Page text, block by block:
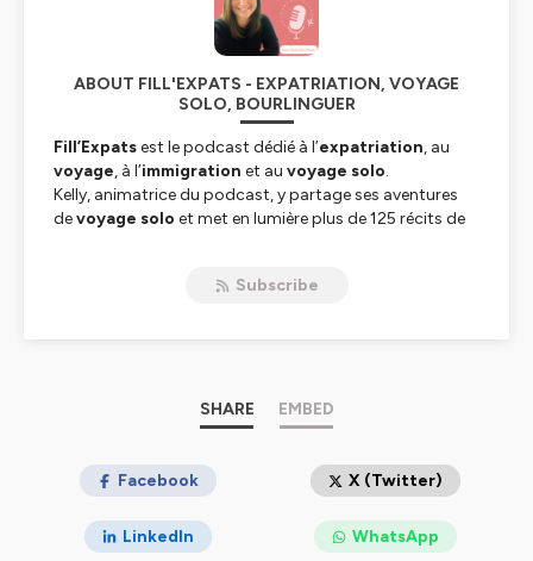
ABOUT FILL'EXPATS - EXPATRIATION, VOYAGE
SOLO, BOURLINGUER
Fill’Expatsest le podcast dédié à l’expatriation, au
voyage, à l’immigration et au voyage solo.
Kelly, animatrice du podcast, y partage ses aventures
devoyage solo et met en lumière plus de 125 récits de
PVT, contrats locaux, contrats expat, digital
d’explorer le monde autrement, ce podcast est fait
Les coulisses du podcast sur Instagram :
Hébergé par Ausha. Visitez
ausha.co/politique-de-
Subscribe
SHARE EMBED
Facebook X (Twitter)
LinkedIn WhatsApp